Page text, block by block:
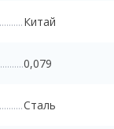
Китай
0,079
Сталь